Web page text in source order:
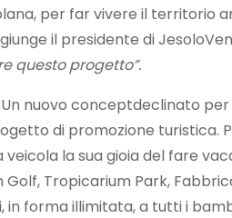
per far vivere il territorio
il presidente di
questo progetto”.
Un nuovo conceptdeclinato
di promozione turistica.
veicola la sua gioia del fare
Tropicarium Park,
in forma illimitata, a tutti i